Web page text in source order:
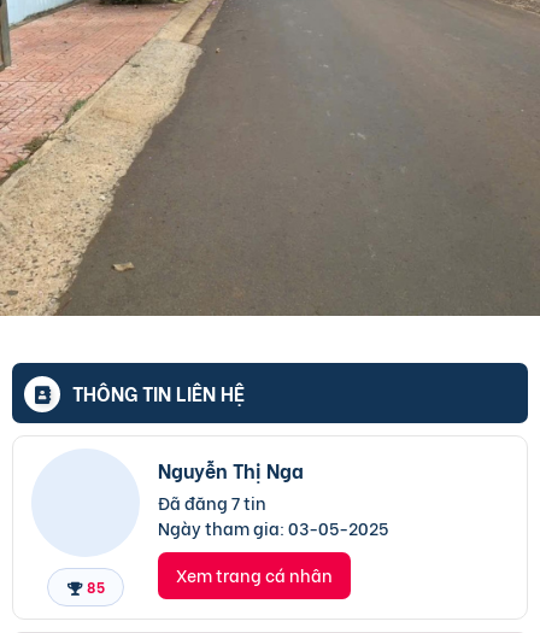
THÔNG TIN LIÊN HỆ
85
Nguyễn Thị Nga
Đã đăng 7 tin
Ngày tham gia:03-05-2025
Xem trang cá nhân